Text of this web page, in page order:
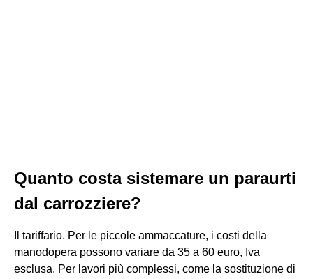
Quanto costa sistemare un paraurti
dal carrozziere?
Il tariffario. Per le piccole ammaccature, i costi della
manodopera possono variare da 35 a 60 euro, Iva
esclusa. Per lavori più complessi, come la sostituzione di